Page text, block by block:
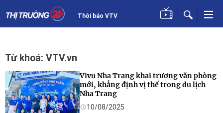
Thời báo VTV
Từ khoá: VTV.vn
Vivu Nha Trang khai trương văn phòng
mới, khẳng định vị thế trong du lịch
Nha Trang
10/08/2025